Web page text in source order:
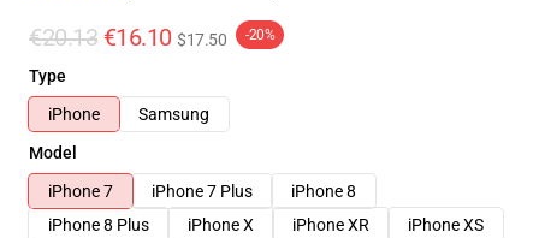
€20.13 €16.10 $17.50 -20%
Type
iPhone
Samsung
Model
iPhone 7
iPhone 7 Plus
iPhone 8
iPhone 8 Plus
iPhone X iPhone XR
iPhone XS